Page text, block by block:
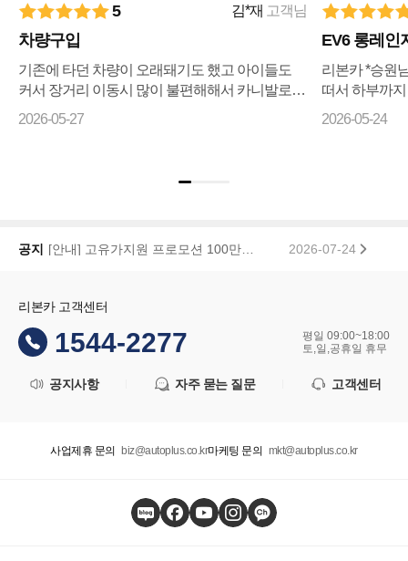
5 김*재 고객님
차량구입
기존에 타던 차량이 오래돼기도 했고 아이들도
커서 장거리 이동시 많이 불편해해서 카니발로
바꾸자 마음먹고 ㅋㅇㅋ 나 ㅇㅋ 꾸준히 매물검
2026-05-27
EV6 롱레인
리본카 *승원
떠서 하부까
리상태까지
2026-05-24
공지 2026-07-24
리본카 고객센터
1544-2277
평일 09:00~18:00
토,일,공휴일 휴무
공지사항 자주 묻는 질문 고객센터
사업제휴 문의 biz@autoplus.co.kr마케팅 문의 mkt@autoplus.co.kr